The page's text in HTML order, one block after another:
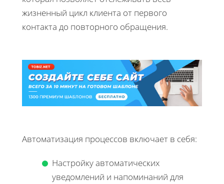
жизненный цикл клиента от первого
контакта до повторного обращения.
Автоматизация процессов включает в себя:
Настройку автоматических
уведомлений и напоминаний для